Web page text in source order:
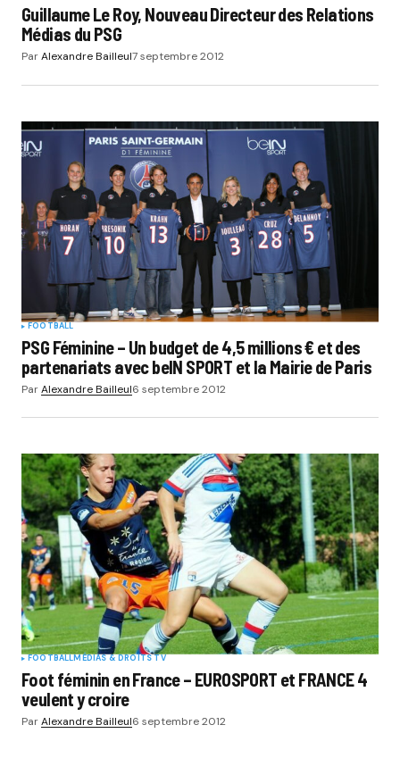
Guillaume Le Roy, Nouveau Directeur des Relations
Médias du PSG
ParAlexandre Bailleul7 septembre 2012
FOOTBALL
PSG Féminine – Un budget de 4,5 millions € et des
partenariats avec beIN SPORT et la Mairie de Paris
ParAlexandre Bailleul6 septembre 2012
FOOTBALLMÉDIAS & DROITS TV
Foot féminin en France – EUROSPORT et FRANCE 4
veulent y croire
ParAlexandre Bailleul6 septembre 2012